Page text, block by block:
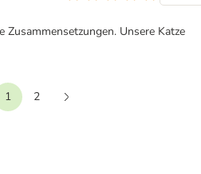
Unsere Katze
1
2